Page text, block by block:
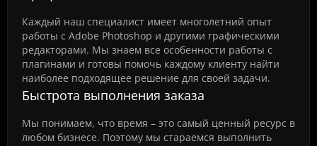
Каждый наш специалист имеет многолетний опыт
работы с Adobe Photoshop и другими графическими
редакторами. Мы знаем все особенности работы с
плагинами и готовы помочь каждому клиенту найти
наиболее подходящее решение для своей задачи.
Быстрота выполнения заказа
Мы понимаем, что время – это самый ценный ресурс в
любом бизнесе. Поэтому мы стараемся выполнить